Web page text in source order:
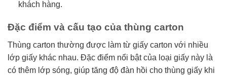
khách hàng.
Đặc điểm và cấu tạo của thùng carton
Thùng carton thường được làm từ giấy carton với nhiều
lớp giấy khác nhau. Đặc điểm nổi bật của loại giấy này là
có thêm lớp sóng, giúp tăng độ đàn hồi cho thùng giấy khi